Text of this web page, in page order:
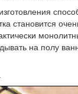
становится
на полу